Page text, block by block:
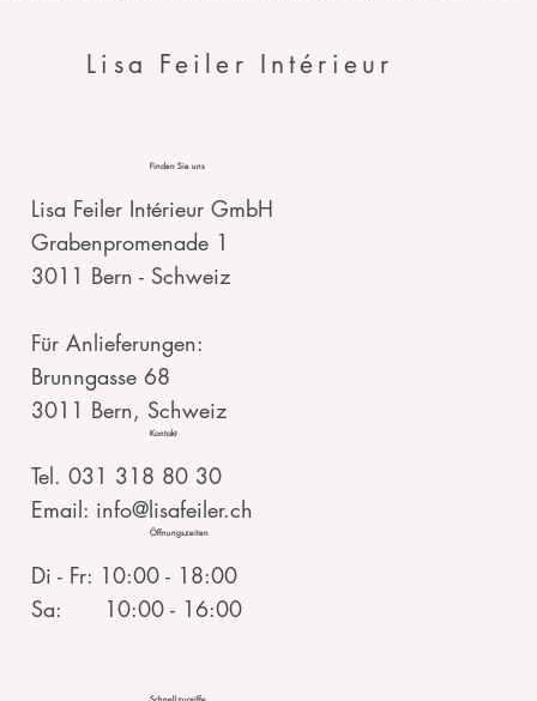
Lisa Feiler Intérieur
Finden Sie uns
Lisa Feiler Intérieur GmbH
Grabenpromenade 1
3011 Bern - Schweiz
Für Anlieferungen:
Brunngasse 68
3011 Bern, Schweiz
Kontakt
Tel. 031 318 80 30
Email: info@lisafeiler.ch
Öffnungszeiten
Di - Fr: 10:00 - 18:00
Sa: 10:00 - 16:00